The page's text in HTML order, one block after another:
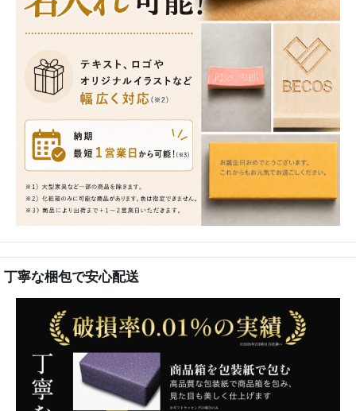
丁寧な梱包で安心配送